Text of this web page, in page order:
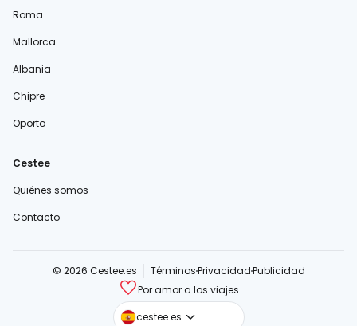
Roma
Mallorca
Albania
Chipre
Oporto
Cestee
Quiénes somos
Contacto
© 2026 Cestee.es TérminosPrivacidadPublicidad
Por amor a los viajes
cestee.es
cestee.com